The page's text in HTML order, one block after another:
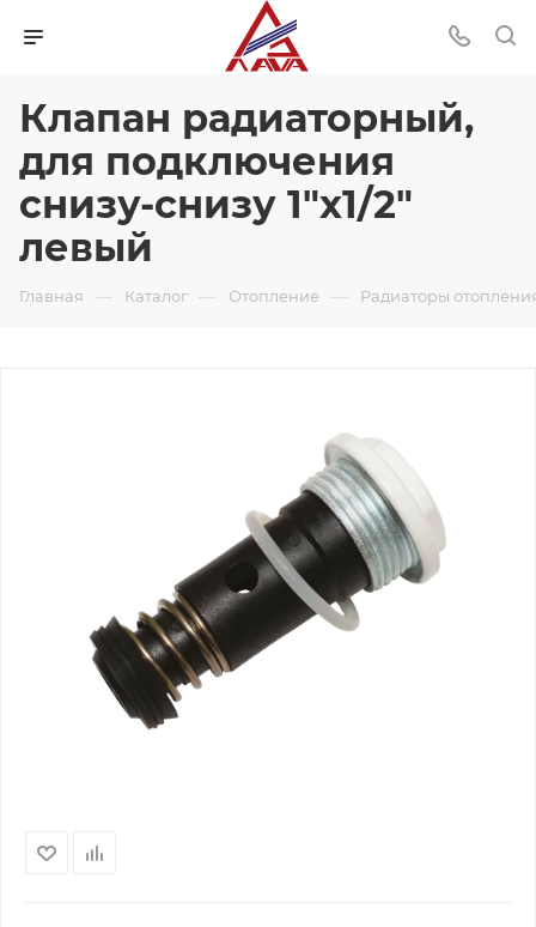
Клапан радиаторный,
для подключения
снизу-снизу 1"х1/2"
левый
Главная — Каталог — Отопление — Радиаторы